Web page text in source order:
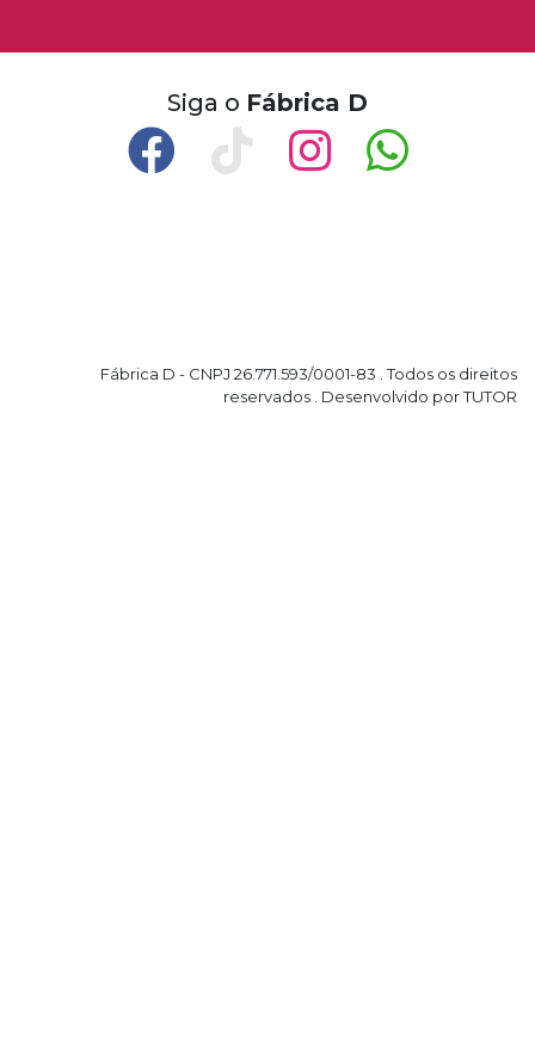
Siga o Fábrica D
Fábrica D - CNPJ 26.771.593/0001-83 . Todos os direitos
reservados . Desenvolvido por TUTOR